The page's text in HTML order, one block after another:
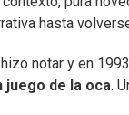
hasta
notar y en
juego de la oca.